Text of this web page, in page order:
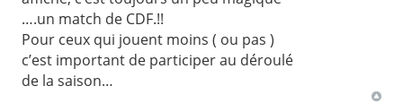
….un match de CDF.!!
Pour ceux qui jouent moins ( ou pas )
c’est important de participer au déroulé
de la saison…